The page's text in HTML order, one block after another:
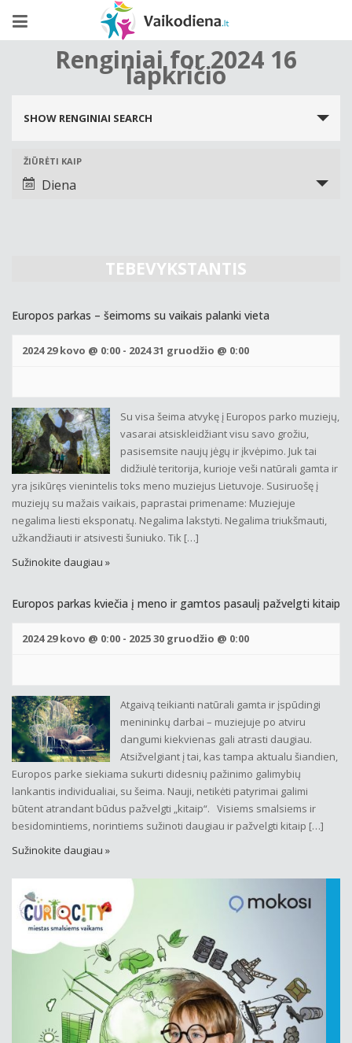
Renginiai for 2024 16
lapkričio
Search
Navigation
SHOW RENGINIAI SEARCH
Renginys
Views
Navigation
ŽIŪRĖTI KAIP
Diena
TEBEVYKSTANTIS
Europos parkas – šeimoms su vaikais palanki vieta
2024 29 kovo @ 0:00 - 2024 31 gruodžio @ 0:00
Su visa šeima atvykę į Europos parko muziejų,
vasarai atsiskleidžiant visu savo grožiu,
pasisemsite naujų jėgų ir įkvėpimo. Juk tai
didžiulė teritorija, kurioje veši natūrali gamta ir
yra įsikūręs vienintelis toks meno muziejus Lietuvoje. Susiruošę į
muziejų su mažais vaikais, paprastai primename: Muziejuje
negalima liesti eksponatų. Negalima lakstyti. Negalima triukšmauti,
užkandžiauti ir atsivesti šuniuko. Tik […]
Sužinokite daugiau »
Europos parkas kviečia į meno ir gamtos pasaulį pažvelgti kitaip
2024 29 kovo @ 0:00 - 2025 30 gruodžio @ 0:00
Atgaivą teikianti natūrali gamta ir įspūdingi
menininkų darbai – muziejuje po atviru
dangumi kiekvienas gali atrasti daugiau.
Atsižvelgiant į tai, kas tampa aktualu šiandien,
Europos parke siekiama sukurti didesnių pažinimo galimybių
lankantis individualiai, su šeima. Nauji, netikėti patyrimai galimi
būtent atrandant būdus pažvelgti „kitaip“. Visiems smalsiems ir
besidomintiems, norintiems sužinoti daugiau ir pažvelgti kitaip […]
Sužinokite daugiau »